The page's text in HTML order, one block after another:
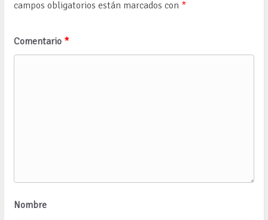
campos obligatorios están marcados con *
Comentario *
Nombre